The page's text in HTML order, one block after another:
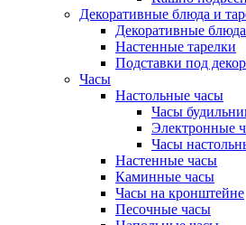
Декоративные блюда и
Декоративные блюда
Настенные тарелки
Подставки под
Часы
Настольные часы
Часы
Электронные
Часы
Настенные часы
Каминные часы
Часы на кронштейне
Песочные часы